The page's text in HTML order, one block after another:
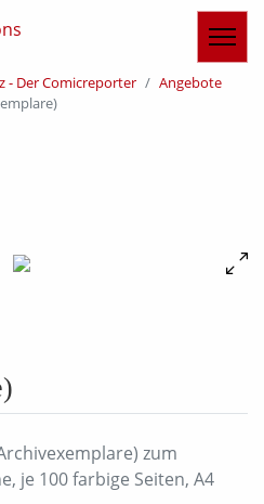
- Der Comicreporter
Angebote
zum
je 100 farbige Seiten, A4